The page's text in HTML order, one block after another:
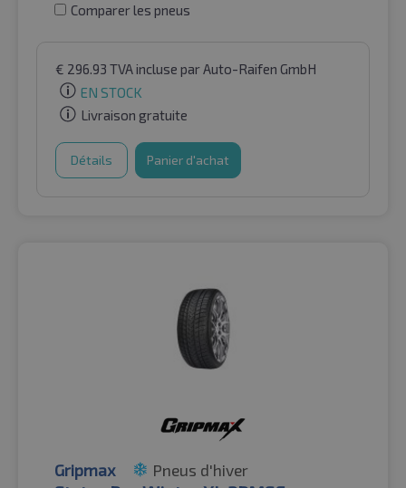
Comparer les pneus
€ 296.93 TVA incluse par Auto-Raifen GmbH
EN STOCK
Livraison gratuite
Détails Panier d'achat
Gripmax Pneus d'hiver